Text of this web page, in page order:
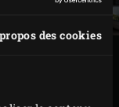
des cookies
et le